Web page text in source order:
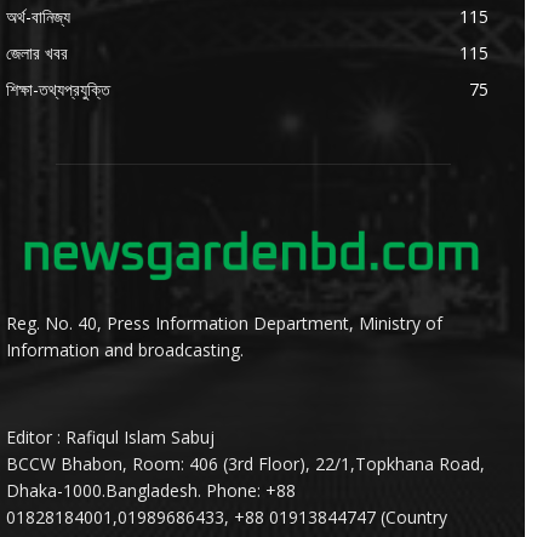
অর্থ-বানিজ্য
115
জেলার খবর
115
শিক্ষা-তথ্যপ্রযুক্তি
75
Reg. No. 40, Press Information Department, Ministry of
Information and broadcasting.
Editor : Rafiqul Islam Sabuj
BCCW Bhabon, Room: 406 (3rd Floor), 22/1,Topkhana Road,
Dhaka-1000.Bangladesh. Phone: +88
01828184001,01989686433, +88 01913844747 (Country